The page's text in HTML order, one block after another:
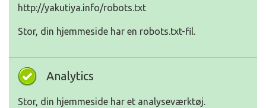
http://yakutiya.info/robots.txt
Stor, din hjemmeside har en robots.txt-fil.
Analytics
Stor, din hjemmeside har et analyseværktøj.